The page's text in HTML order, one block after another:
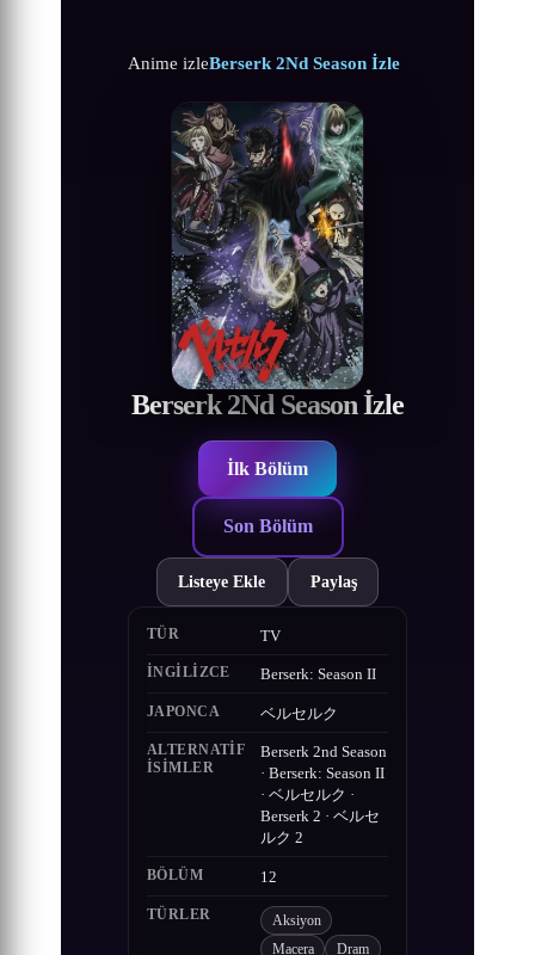
Anime izleBerserk 2Nd Season İzle
Berserk 2Nd Season İzle
İlk Bölüm
Son Bölüm
Listeye Ekle Paylaş
TÜR TV
İNGILIZCE Berserk: Season II
JAPONCA ベルセルク
ALTERNATIF
ISIMLER
Berserk 2nd Season
· Berserk: Season II
· ベルセルク ·
Berserk 2 · ベルセ
ルク 2
BÖLÜM 12
TÜRLER Aksiyon
Macera Dram